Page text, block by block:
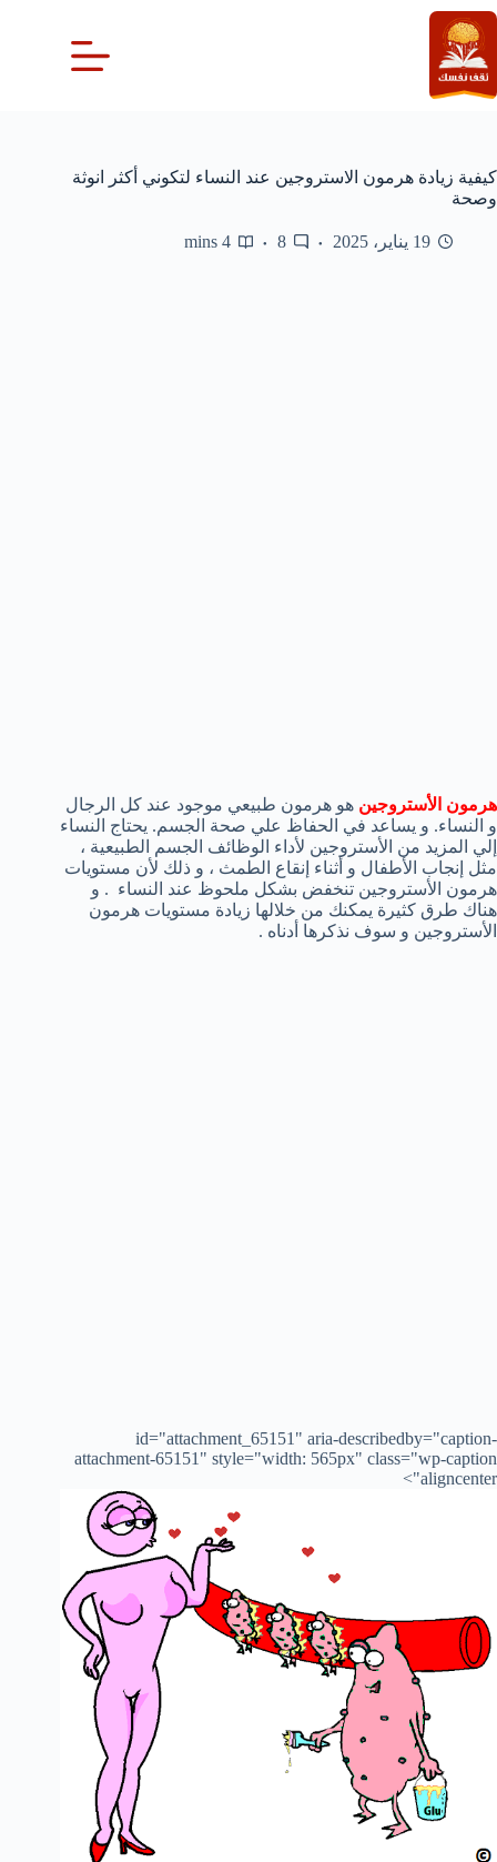
التجاوز
إلى
المحتوى
كيفية زيادة هرمون الاستروجين عند النساء لتكوني أكثر انوثة
وصحة
19 يناير، 2025 8
4 mins
هرمون الأستروجين هو هرمون طبيعي موجود عند كل الرجال
و النساء. و يساعد في الحفاظ علي صحة الجسم. يحتاج النساء
إلي المزيد من الأستروجين لأداء الوظائف الجسم الطبيعية ،
مثل إنجاب الأطفال و أثناء إنقاع الطمث ، و ذلك لأن مستويات
هرمون الأستروجين تنخفض بشكل ملحوظ عند النساء . و
هناك طرق كثيرة يمكنك من خلالها زيادة مستويات هرمون
الأستروجين و سوف نذكرها أدناه .
id="attachment_65151" aria-describedby="caption-
attachment-65151" style="width: 565px" class="wp-caption
aligncenter">